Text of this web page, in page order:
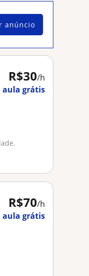
anúncio
R$30/h
aula grátis
R$70/h
aula grátis